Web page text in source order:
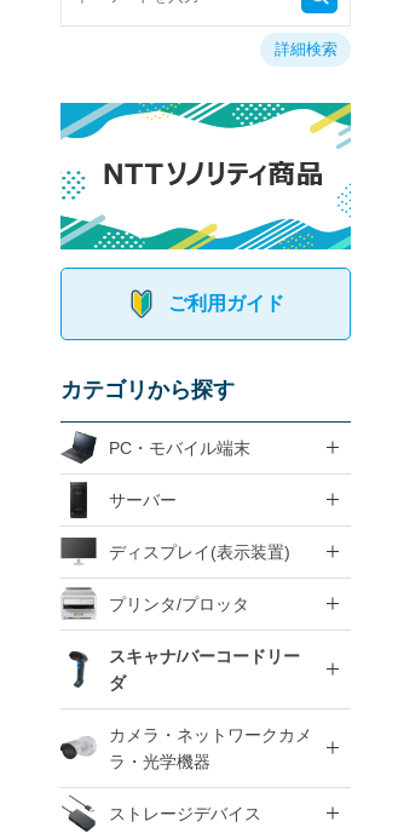
詳細検索
ご利用ガイド
カテゴリから探す
PC・モバイル端末
サーバー
ディスプレイ(表示装置)
プリンタ/プロッタ
スキャナ/バーコードリー
ダ
カメラ・ネットワークカメ
ラ・光学機器
ストレージデバイス